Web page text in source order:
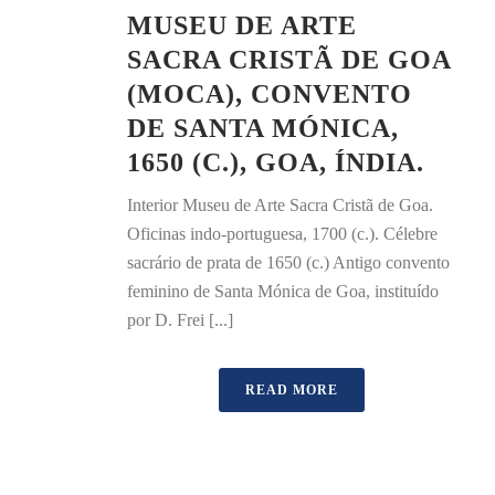
MUSEU DE ARTE
SACRA CRISTÃ DE GOA
(MOCA), CONVENTO
DE SANTA MÓNICA,
1650 (C.), GOA, ÍNDIA.
Interior Museu de Arte Sacra Cristã de Goa.
Oficinas indo-portuguesa, 1700 (c.). Célebre
sacrário de prata de 1650 (c.) Antigo convento
feminino de Santa Mónica de Goa, instituído
por D. Frei [...]
READ MORE